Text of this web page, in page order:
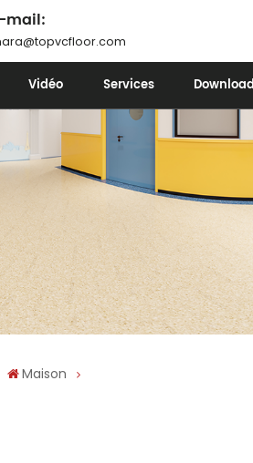
mail:
Vidéo Services Download
Maison